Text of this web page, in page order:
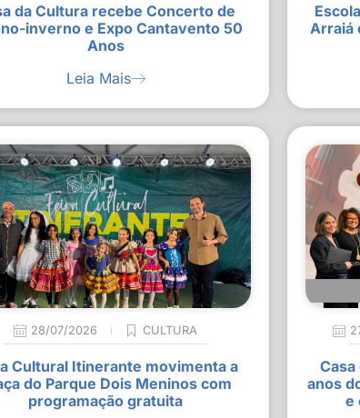
da Cultura recebe Concerto de
inverno e Expo Cantavento 50
Anos
Leia Mais
Arraiá
28/07/2026 CULTURA
Cultural Itinerante movimenta a
do Parque Dois Meninos com
programação gratuita
anos
e